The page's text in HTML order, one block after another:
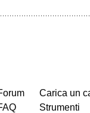
Carica un
Strumenti